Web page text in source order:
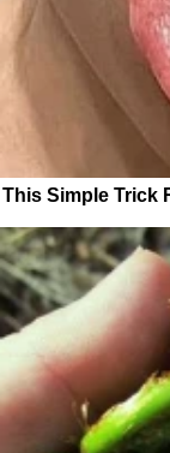
This Simple Trick